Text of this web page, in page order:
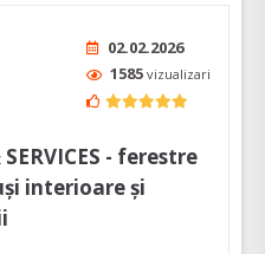
02.02.2026
1585 vizualizari
- ferestre
interioare și